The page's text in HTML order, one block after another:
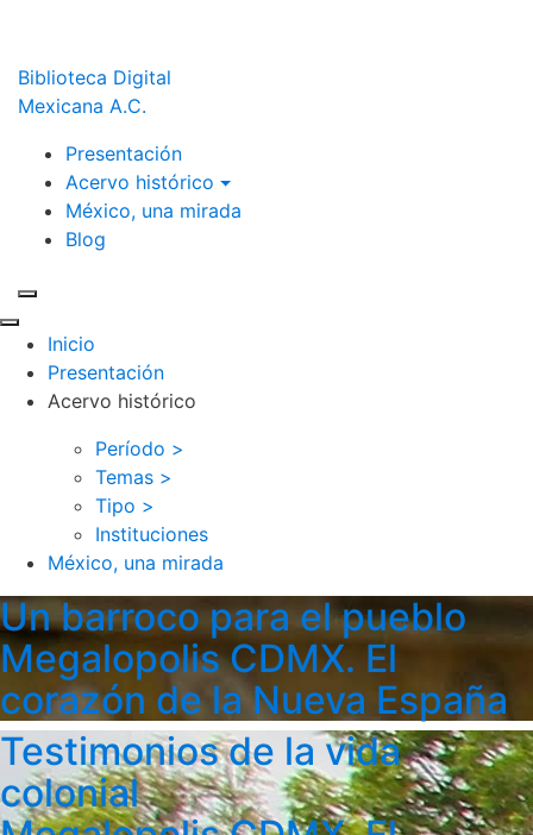
Biblioteca Digital
Mexicana A.C.
Presentación
Acervo histórico
México, una mirada
Blog
Inicio
Presentación
Acervo histórico
Período >
Temas >
Tipo >
Instituciones
México, una mirada
Un barroco para el pueblo
Megalopolis CDMX. El
corazón de la Nueva España
Testimonios de la vida
colonial